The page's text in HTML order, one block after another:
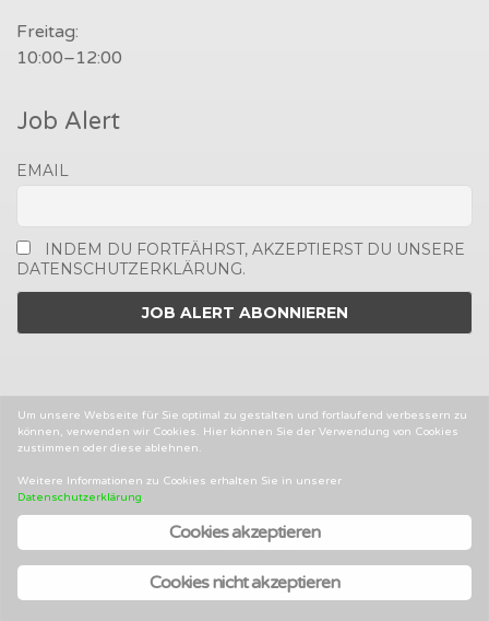
Freitag:
10:00–12:00
Job Alert
EMAIL
INDEM DU FORTFÄHRST, AKZEPTIERST DU UNSERE
DATENSCHUTZERKLÄRUNG.
2014-2025 © MEDIENJOBS.AT
AGBS
Facebook
Twitter
Linked
In
Um unsere Webseite für Sie optimal zu gestalten und fortlaufend verbessern zu
können, verwenden wir Cookies. Hier können Sie der Verwendung von Cookies
zustimmen oder diese ablehnen.
Weitere Informationen zu Cookies erhalten Sie in unserer
Datenschutzerklärung.
Cookies akzeptieren
Cookies nicht akzeptieren